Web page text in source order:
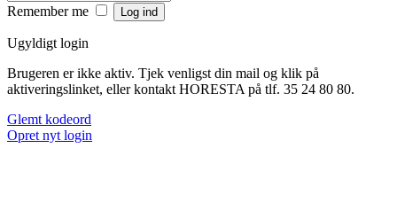
Remember me
Ugyldigt login
Brugeren er ikke aktiv. Tjek venligst din mail og klik på
aktiveringslinket, eller kontakt HORESTA på tlf. 35 24 80 80.
Glemt kodeord
Opret nyt login